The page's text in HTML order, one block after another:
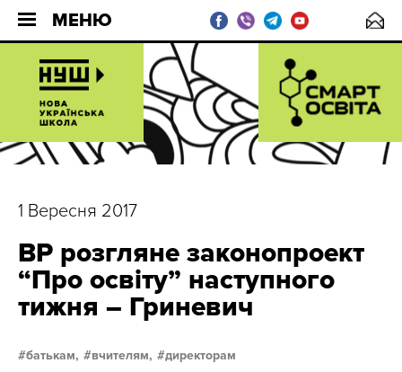
МЕНЮ
1 Вересня 2017
ВР розгляне законопроект
“Про освіту” наступного
тижня – Гриневич
батькам, вчителям, директорам